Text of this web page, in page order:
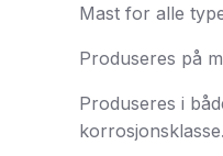
Mast for alle
Produseres på
Produseres i
korrosjonsklasse.